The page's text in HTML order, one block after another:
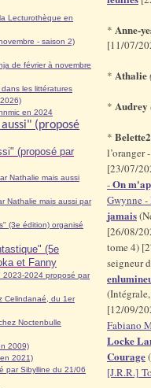
Lecturothèque en
- saison 2)
de février à novembre
les littératures
en 2024
(proposé
(proposé par
Nathalie mais aussi
Nathalie mais aussi par
(3e édition) organisé
(5e
et Fanny
2023-2024 proposé par
Celindanaé, du 1er
Noctenbulle
2009)
2021)
par Sibylline du 21/06
* Anne-
[11/07/
* Athalie
* Audrey
*
l’oranger
[23/07/
-On
Gwynne -
jamais
[26/08/
tome 4)
seigneur
[12/09/
Fabiano
Locke
Courage
[J.R.R.]